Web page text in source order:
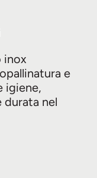
inox
e
igiene,
durata nel